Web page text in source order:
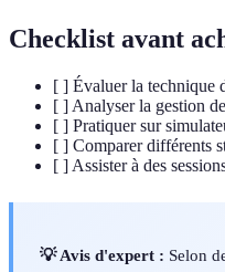
Checklist avant
[ ] Évaluer la technique
[ ] Analyser la gestion
[ ] Pratiquer sur
[ ] Comparer différents
[ ] Assister à des
💡 Avis d'expert : Selon